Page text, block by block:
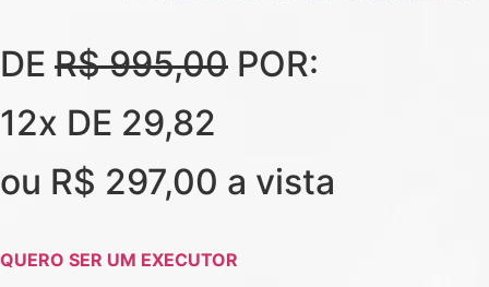
DE R$ 995,00 POR:
12x DE 29,82
ou R$ 297,00 a vista
QUERO SER UM EXECUTOR